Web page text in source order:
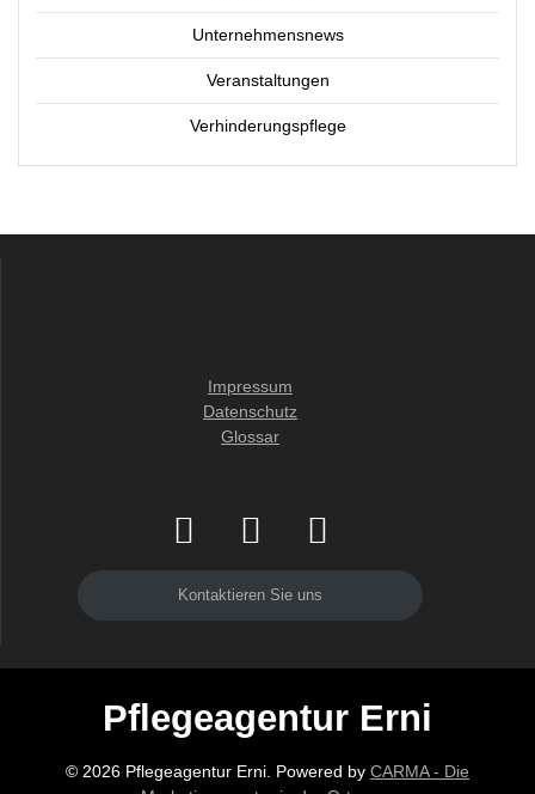
Unternehmensnews
Veranstaltungen
Verhinderungspflege
Impressum
Datenschutz
Glossar
Kontaktieren Sie uns
Pflegeagentur Erni
© 2026 Pflegeagentur Erni. Powered by CARMA - Die